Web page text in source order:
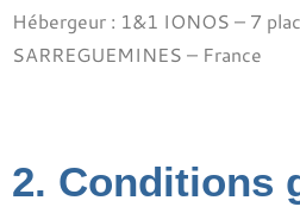
Hébergeur : 1&1 IONOS – 7
SARREGUEMINES – France
2. ​Conditions